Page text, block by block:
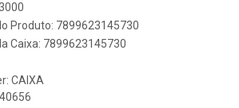
Produto: 7899623145730
Caixa: 7899623145730
CAIXA